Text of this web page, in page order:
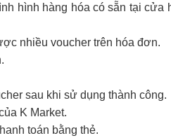
hình hàng hóa có sẵn tại
nhiều voucher trên hóa đơn.
sau khi sử dụng thành công.
K Market.
toán bằng thẻ.